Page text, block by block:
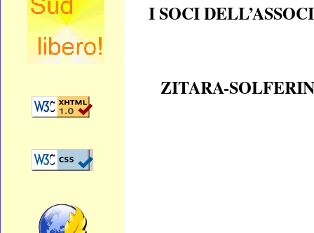
I SOCI
ZITARA-